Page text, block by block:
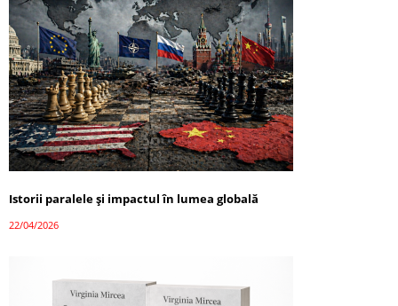
Istorii paralele și impactul în lumea globală
22/04/2026